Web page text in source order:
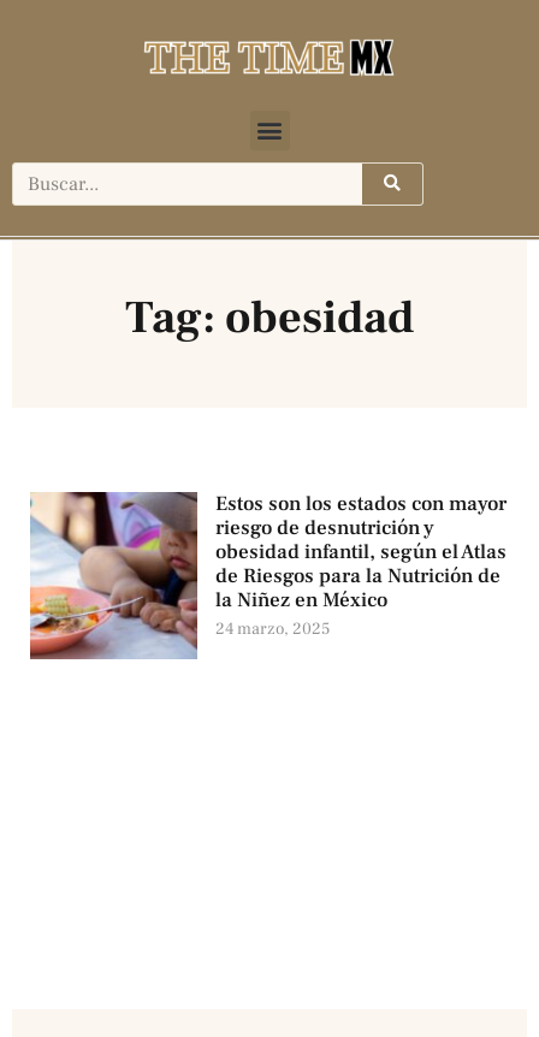
Tag: obesidad
Estos son los estados con mayor
riesgo de desnutrición y
obesidad infantil, según el Atlas
de Riesgos para la Nutrición de
la Niñez en México
24 marzo, 2025